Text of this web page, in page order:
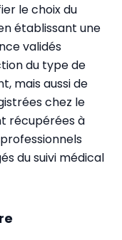
le choix du
établissant une
validés
du type de
mais aussi de
chez le
récupérées à
du suivi médical